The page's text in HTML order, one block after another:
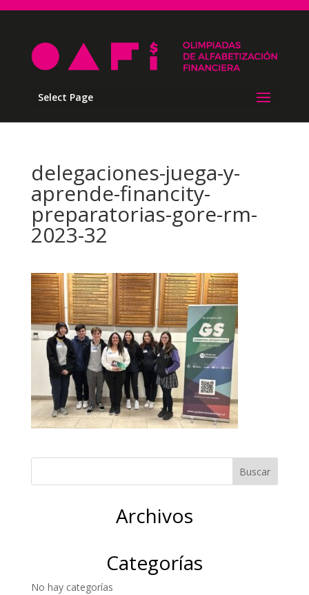
Select Page
delegaciones-juega-y-
aprende-financity-
preparatorias-gore-rm-
2023-32
Archivos
Categorías
No hay categorías